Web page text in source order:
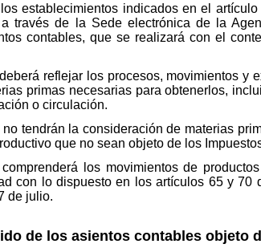
establecimientos indicados en el
a través de la Sede electrónica de la
contables, que se realizará con el
reflejar los procesos, movimientos y
primas necesarias para obtenerlos,
o circulación.
tendrán la consideración de materias
que no sean objeto de los
los movimientos de
con lo dispuesto en los artículos 65 y
de julio.
de los asientos contables objeto